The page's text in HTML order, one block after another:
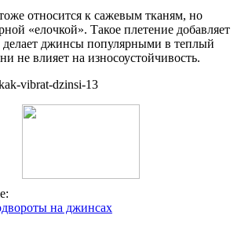
относится к сажевым тканям, но
«елочкой». Такое плетение добавляет
делает джинсы популярными в теплый
не влияет на износоустойчивость.
vibrat-dzinsi-13
на джинсах